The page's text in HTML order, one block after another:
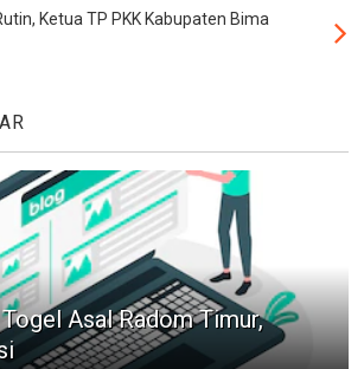
Ketua TP PKK Kabupaten Bima
Asal Radom Timur,